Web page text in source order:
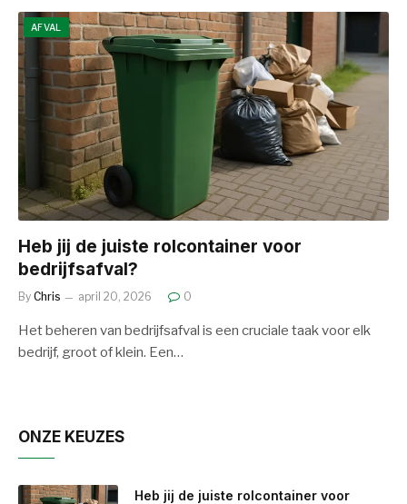
AFVAL
Heb jij de juiste rolcontainer voor
bedrijfsafval?
By Chris april 20, 2026 0
Het beheren van bedrijfsafval is een cruciale taak voor elk
bedrijf, groot of klein. Een…
ONZE KEUZES
Heb jij de juiste rolcontainer voor